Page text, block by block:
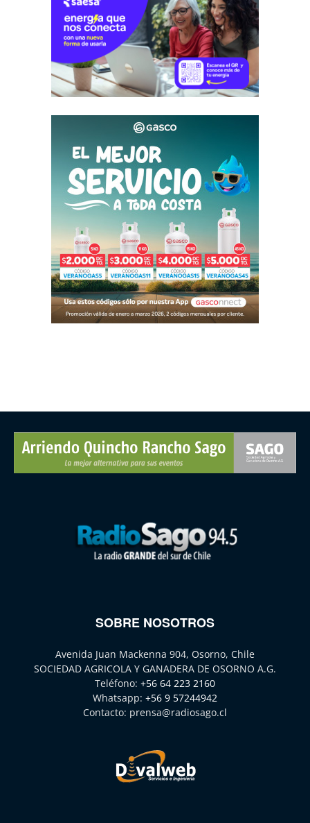
SOBRE NOSOTROS
Avenida Juan Mackenna 904, Osorno, Chile
SOCIEDAD AGRICOLA Y GANADERA DE OSORNO A.G.
Teléfono: +56 64 223 2160
Whatsapp: +56 9 57244942
Contacto: prensa@radiosago.cl